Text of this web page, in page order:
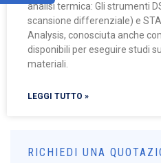
analisi termica: Gli strumenti
scansione differenziale) e
Analysis, conosciuta anche
disponibili per eseguire studi
materiali.
LEGGI TUTTO »
RICHIEDI UNA